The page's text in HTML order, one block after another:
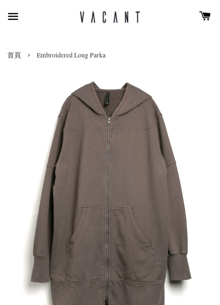
首頁 › Embroidered Long Parka